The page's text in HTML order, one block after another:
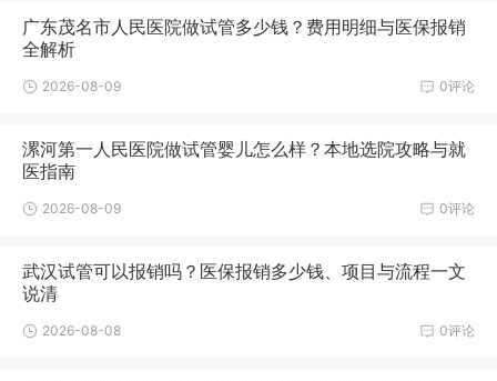
广东茂名市人民医院做试管多少钱？费用明细与医保报销
全解析
0评论
2026-08-09
漯河第一人民医院做试管婴儿怎么样？本地选院攻略与就
医指南
0评论
2026-08-09
武汉试管可以报销吗？医保报销多少钱、项目与流程一文
说清
0评论
2026-08-08